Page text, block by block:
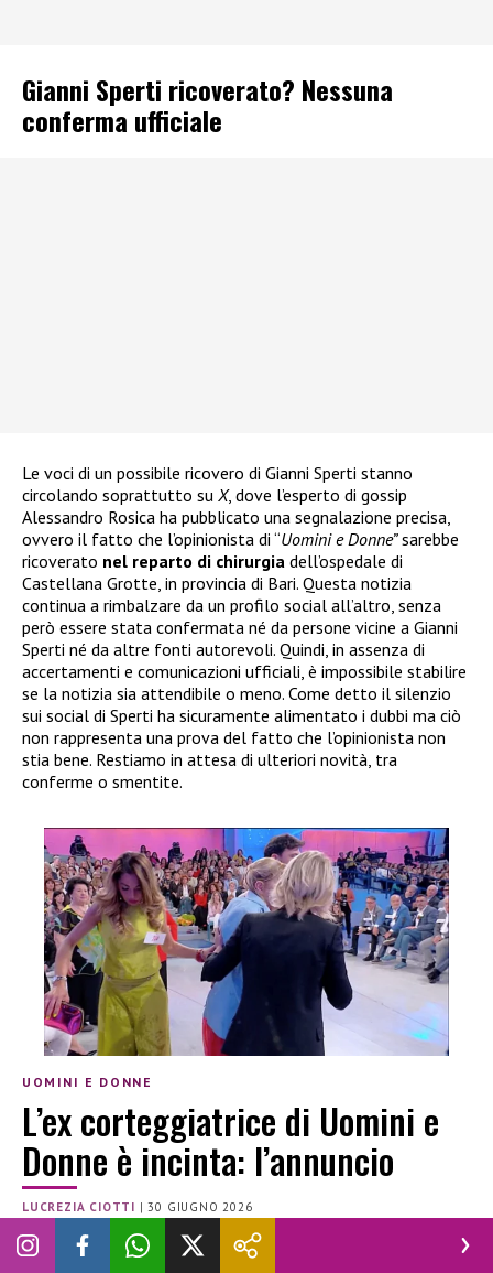
Gianni Sperti ricoverato? Nessuna
conferma ufficiale
Le voci di un possibile ricovero di Gianni Sperti stanno
circolando soprattutto su X, dove l’esperto di gossip
Alessandro Rosica ha pubblicato una segnalazione precisa,
ovvero il fatto che l’opinionista di “Uomini e Donne”sarebbe
ricoverato nel reparto di chirurgia dell’ospedale di
Castellana Grotte, in provincia di Bari. Questa notizia
continua a rimbalzare da un profilo social all’altro, senza
però essere stata confermata né da persone vicine a Gianni
Sperti né da altre fonti autorevoli. Quindi, in assenza di
accertamenti e comunicazioni ufficiali, è impossibile stabilire
se la notizia sia attendibile o meno. Come detto il silenzio
sui social di Sperti ha sicuramente alimentato i dubbi ma ciò
non rappresenta una prova del fatto che l’opinionista non
stia bene. Restiamo in attesa di ulteriori novità, tra
conferme o smentite.
UOMINI E DONNE
L’ex corteggiatrice di Uomini e
Donne è incinta: l’annuncio
LUCREZIA CIOTTI |30 GIUGNO 2026
GOSSIP GRAVIDANZA UOMINI E DONNE